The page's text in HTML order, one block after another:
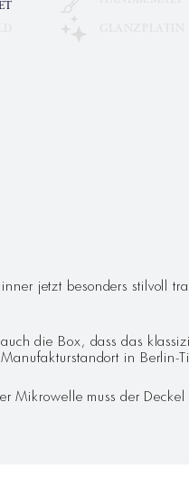
jetzt besonders stilvoll
die Box, dass das
in Berlin-
Mikrowelle muss der